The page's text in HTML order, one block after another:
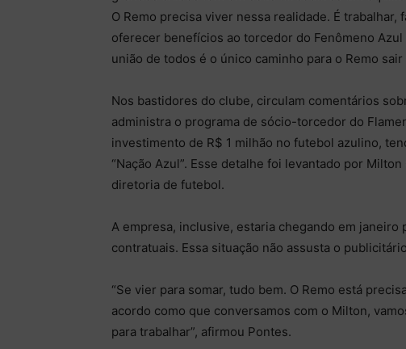
O Remo precisa viver nessa realidade. É
oferecer benefícios ao torcedor do Fenômeno
união de todos é o único caminho para o Remo
Nos bastidores do clube, circulam comentários
administra o programa de sócio-torcedor do
investimento de R$ 1 milhão no futebol azulino,
“Nação Azul”. Esse detalhe foi levantado por
diretoria de futebol.
A empresa, inclusive, estaria chegando em
contratuais. Essa situação não assusta o
“Se vier para somar, tudo bem. O Remo está
acordo como que conversamos com o Milton,
para trabalhar”, afirmou Pontes.